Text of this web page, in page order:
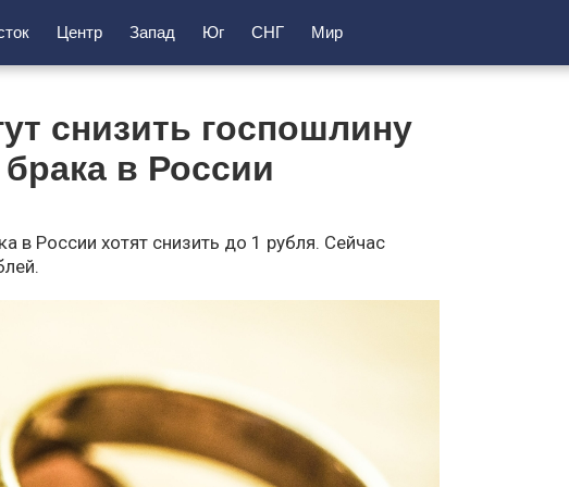
Центр Запад Юг СНГ Мир
снизить госпошлину
в России
в России хотят снизить до 1 рубля. Сейчас